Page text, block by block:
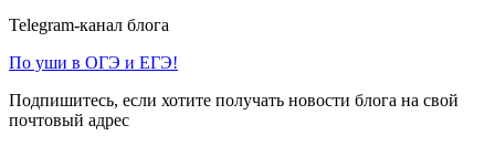
Telegram-канал блога
По уши в ОГЭ и ЕГЭ!
Подпишитесь, если хотите получать новости блога на свой
почтовый адрес